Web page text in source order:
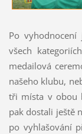
Po
všech
medailová
našeho klubu,
tři místa v obou
pak dostali ještě
po vyhlašování